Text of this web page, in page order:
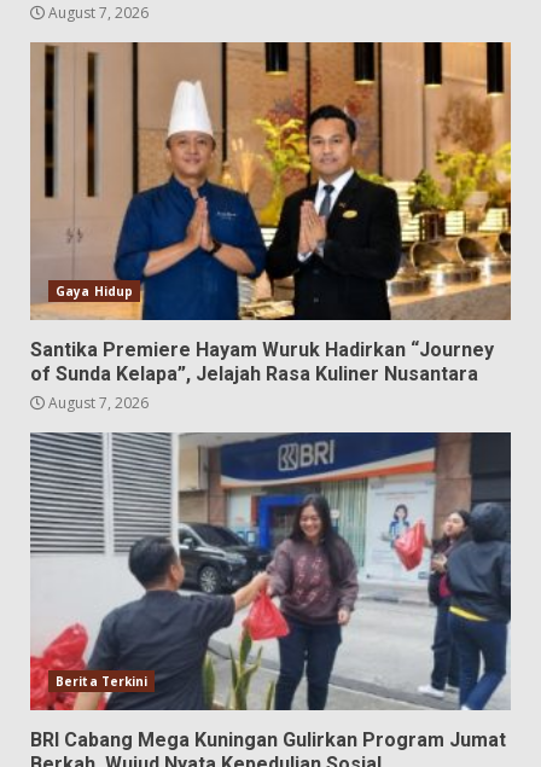
August 7, 2026
Gaya Hidup
Santika Premiere Hayam Wuruk Hadirkan “Journey
of Sunda Kelapa”, Jelajah Rasa Kuliner Nusantara
August 7, 2026
Berita Terkini
BRI Cabang Mega Kuningan Gulirkan Program Jumat